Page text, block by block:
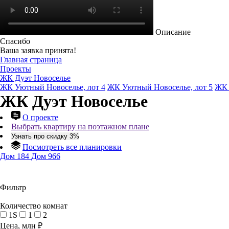
Описание
Спасибо
Ваша заявка принята!
Главная страница
Проекты
ЖК Дуэт Новоселье
ЖК Уютный Новоселье, лот 4 ЖК Уютный Новоселье, лот 5 ЖК
ЖК Дуэт Новоселье
О проекте
Выбрать квартиру на поэтажном плане
Узнать про скидку 3%
Посмотреть все планировки
Дом 184 Дом 966
Фильтр
Количество комнат
1S
1
2
Цена, млн ₽